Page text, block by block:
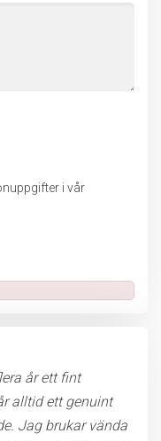
i vår
år ett fint
alltid ett genuint
Jag brukar vända